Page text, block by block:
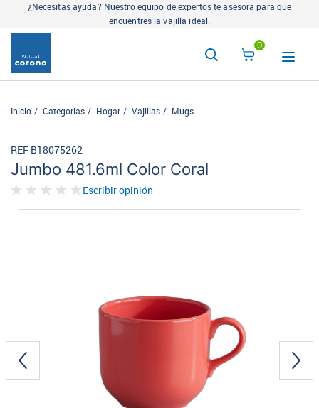
¿Necesitas ayuda? Nuestro equipo de expertos te asesora para que
encuentres la vajilla ideal.
0
Inicio Categorias Hogar Vajillas Mugs
Jumbo 481.6ml Color Coral
REF B18075262
Escribir opinión